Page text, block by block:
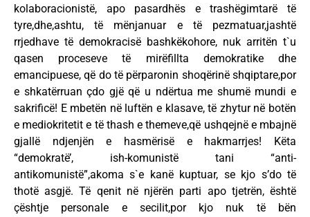
kolaboracionistë, apo pasardhës e trashëgimtarë të
tyre,dhe,ashtu, të mënjanuar e të pezmatuar,jashtë
rrjedhave të demokracisë bashkëkohore, nuk arritën t`u
qasen proceseve të mirëfillta demokratike dhe
emancipuese, që do të përparonin shoqërinë shqiptare,por
e shkatërruan çdo gjë që u ndërtua me shumë mundi e
sakrificë! E mbetën në luftën e klasave, të zhytur në botën
e mediokritetit e të thash e themeve,që ushqejnë e mbajnë
gjallë ndjenjën e hasmërisë e hakmarrjes! Këta
“demokratë’, ish-komunistë tani “anti-
antikomunistë”,akoma s`e kanë kuptuar, se kjo s’do të
thotë asgjë. Të qenit në njërën parti apo tjetrën, është
çështje personale e secilit,por kjo nuk të bën